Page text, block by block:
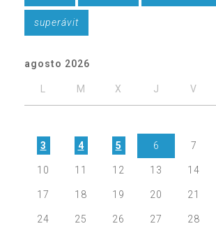
superávit
agosto 2026
L M X J V
3 4 5 6 7
10 11 12 13 14
17 18 19 20 21
24 25 26 27 28